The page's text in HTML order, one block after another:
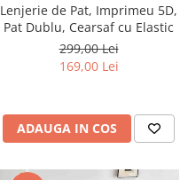
Lenjerie de Pat, Imprimeu 5D,
Pat Dublu, Cearsaf cu Elastic
299,00 Lei
169,00 Lei
ADAUGA IN COS